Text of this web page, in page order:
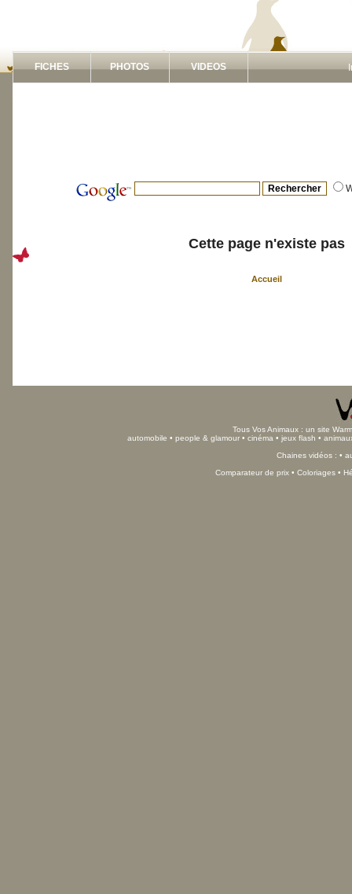
FICHES PHOTOS VIDEOS
Cette page n'existe pas
Accueil
Tous Vos Animaux : un site
automobile • people & glamour • cinéma • jeux flash •
Chaines vidéos : •
Comparateur de prix• Coloriages•